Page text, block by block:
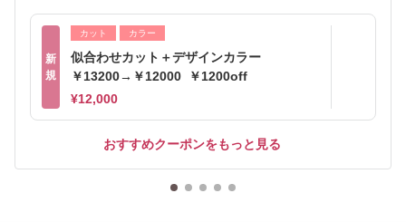
新
規
カット カラー
似合わせカット＋デザインカラー
￥13200→￥12000 ￥1200off
¥12,000
おすすめクーポンをもっと見る